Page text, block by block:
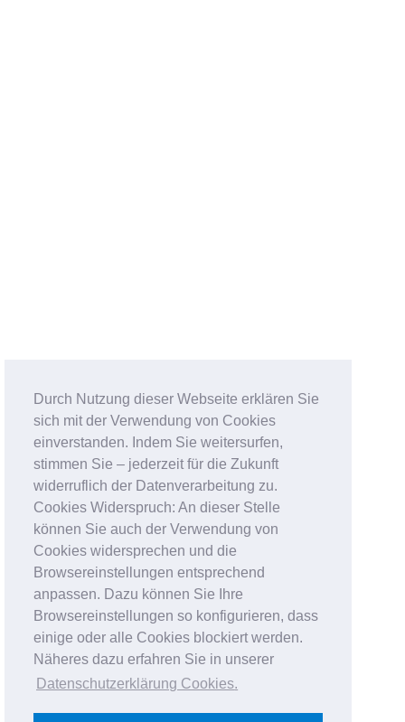
Durch Nutzung dieser Webseite erklären Sie
sich mit der Verwendung von Cookies
einverstanden. Indem Sie weitersurfen,
stimmen Sie – jederzeit für die Zukunft
widerruflich der Datenverarbeitung zu.
Cookies Widerspruch: An dieser Stelle
können Sie auch der Verwendung von
Cookies widersprechen und die
Browsereinstellungen entsprechend
anpassen. Dazu können Sie Ihre
Browsereinstellungen so konfigurieren, dass
einige oder alle Cookies blockiert werden.
Näheres dazu erfahren Sie in unserer
Datenschutzerklärung Cookies.